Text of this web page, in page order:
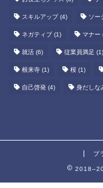
スキルアップ (4) ソー
ネガティブ (1) マナー
就活 (6) 従業員満足 (1)
根来寺 (1) 桜 (1)
自己啓発 (4) 身だしな
プ